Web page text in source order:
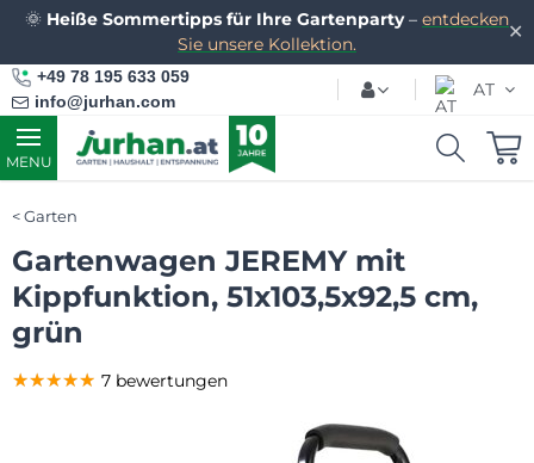
✕
🌞 Heiße Sommertipps für Ihre Gartenparty– entdecken
Sie unsere Kollektion.
+49 78 195 633 059
info@jurhan.com
AT
MENU
Garten
Gartenwagen JEREMY mit
Kippfunktion, 51x103,5x92,5 cm,
grün
★★★★★
★★★★★
★★★★★ 7 bewertungen